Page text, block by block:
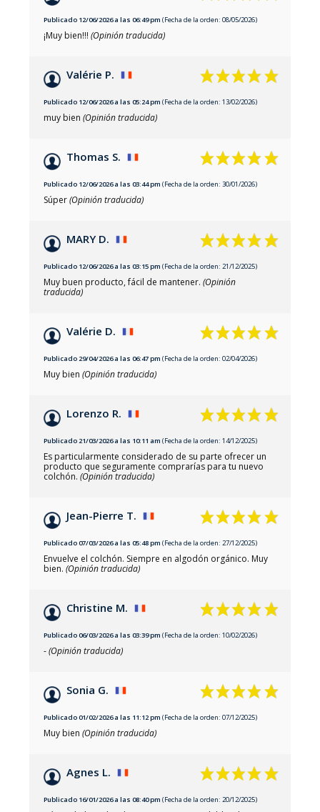
Publicado 12/06/2026 a las 06:49 pm (Fecha de la orden: 08/05/2026)
¡Muy bien!!! (Opinión traducida)
Valérie P.
Publicado 12/06/2026 a las 05:24 pm (Fecha de la orden: 13/02/2026)
muy bien (Opinión traducida)
Thomas S.
Publicado 12/06/2026 a las 03:44 pm (Fecha de la orden: 30/01/2026)
Súper(Opinión traducida)
MARY D.
Publicado 12/06/2026 a las 03:15 pm (Fecha de la orden: 21/12/2025)
Muy buen producto, fácil de mantener. (Opinión
traducida)
Valérie D.
Publicado 29/04/2026 a las 06:47 pm (Fecha de la orden: 02/04/2026)
Muy bien (Opinión traducida)
Lorenzo R.
Publicado 21/03/2026 a las 10:11 am (Fecha de la orden: 14/12/2025)
Es particularmente considerado de su parte ofrecer un
producto que seguramente comprarías para tu nuevo
colchón. (Opinión traducida)
Jean-Pierre T.
Publicado 07/03/2026 a las 05:48 pm (Fecha de la orden: 27/12/2025)
Envuelve el colchón. Siempre en algodón orgánico. Muy
bien. (Opinión traducida)
Christine M.
Publicado 06/03/2026 a las 03:39 pm (Fecha de la orden: 10/02/2026)
-(Opinión traducida)
Sonia G.
Publicado 01/02/2026 a las 11:12 pm (Fecha de la orden: 07/12/2025)
Muy bien (Opinión traducida)
Agnes L.
Publicado 16/01/2026 a las 08:40 pm (Fecha de la orden: 20/12/2025)